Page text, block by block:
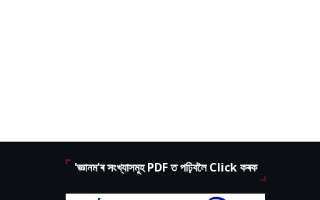
'জ্ঞানম'ৰ সংখ্যাসমূহ PDF ত পঢ়িবলৈ Click কৰক